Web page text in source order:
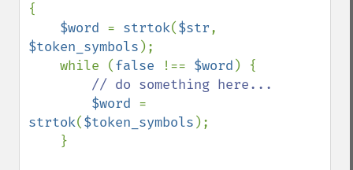
{
$word = strtok($str
$token_symbols );
    while (
false !== $word ) {
// do something here...
$word
strtok($token_symbols );